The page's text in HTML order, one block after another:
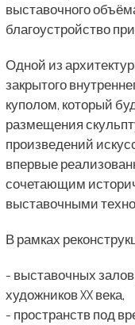
выставочного
благоустройство
Одной из
закрытого
куполом, который
размещения
произведений
впервые
сочетающим
выставочными
В рамках
- выставочных
художников XX века,
- пространств под